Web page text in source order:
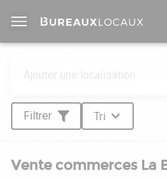
Filtrer Tri
Vente commerces La